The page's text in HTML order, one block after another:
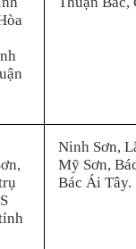
Ninh Sơn,
Mỹ Sơn,
Bác Ái Tây.